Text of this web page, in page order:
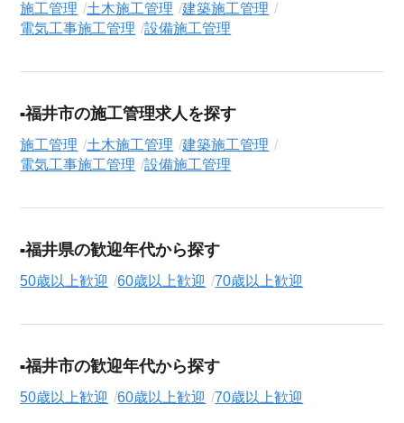
（正社員、契約社員、アルバイト・パート）や、勤務地、年
収・時給・日給、さらに週休2日制、駅近
「まずは相談から始めたい」という方も、ぜひお気軽に
援サービス（無料）にお申し込みください。
施工管理 土木施工管理
建築施工管理
電気工事施工管理
設備施工管理
福井市の施工管理求人を探す
施工管理 土木施工管理
建築施工管理
電気工事施工管理
設備施工管理
福井県の歓迎年代から探す
50歳以上歓迎 60歳以上歓迎 70歳以上歓迎
福井市の歓迎年代から探す
50歳以上歓迎 60歳以上歓迎 70歳以上歓迎